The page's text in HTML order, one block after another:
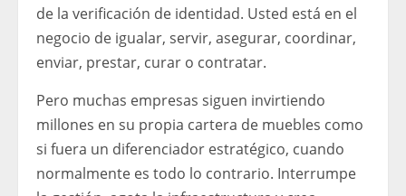
de la verificación de identidad. Usted está en el
negocio de igualar, servir, asegurar, coordinar,
enviar, prestar, curar o contratar.
Pero muchas empresas siguen invirtiendo
millones en su propia cartera de muebles como
si fuera un diferenciador estratégico, cuando
normalmente es todo lo contrario. Interrumpe